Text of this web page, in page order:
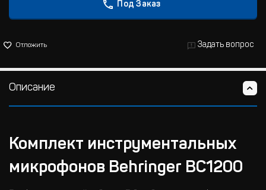
Под Заказ
Отложить Задать вопрос
Описание
Комплект инструментальных
микрофонов Behringer BC1200